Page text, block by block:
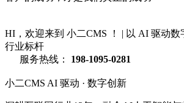
HI，欢迎来到 小二CMS ！ | 以 AI 驱动数
行业标杆
服务热线：
198-1095-0281
小二CMS AI 驱动 · 数字创新